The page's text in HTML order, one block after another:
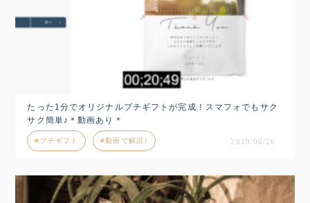
たった1分でオリジナルプチギフトが完成！スマフォでもサク
サク簡単♪＊動画あり＊
プチギフト 動画で解説♪ 2019/06/26